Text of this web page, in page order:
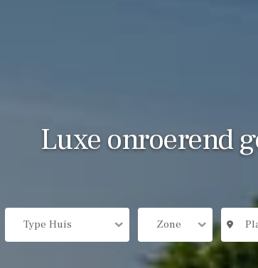
Luxe onroerend
Type Huis Zone